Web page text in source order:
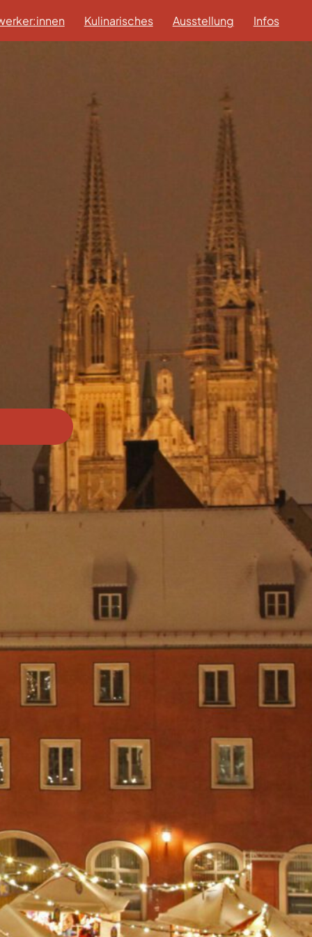
Kulinarisches Ausstellung Infos